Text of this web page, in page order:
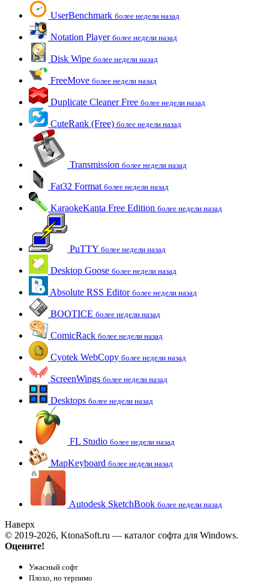
UserBenchmark более недели назад
Notation Player более недели назад
Disk Wipe более недели назад
FreeMove более недели назад
Duplicate Cleaner Free более недели назад
CuteRank (Free) более недели назад
Transmission более недели назад
Fat32 Format более недели назад
KaraokeKanta Free Edition более недели назад
PuTTY более недели назад
Desktop Goose более недели назад
Absolute RSS Editor более недели назад
BOOTICE более недели назад
ComicRack более недели назад
Cyotek WebCopy более недели назад
ScreenWings более недели назад
Desktops более недели назад
FL Studio более недели назад
MapKeyboard более недели назад
Autodesk SketchBook более недели назад
Наверх
© 2019-2026, KtonaSoft.ru — каталог софта для Windows.
Оцените!
Ужасный софт
Плохо, но терпимо